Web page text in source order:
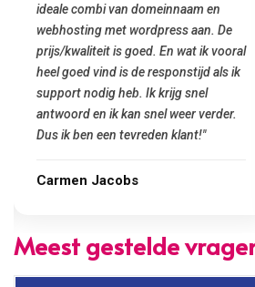
altijd AAN (: fijne prijzen vergeleken
met de grote jongens en dus nu al blij
met de overstap!"
james van oranje
Meest gestelde